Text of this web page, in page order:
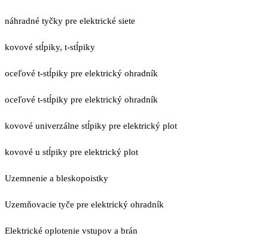
náhradné tyčky pre elektrické siete
kovové stĺpiky, t-stĺpiky
oceľové t-stĺpiky pre elektrický ohradník
oceľové t-stĺpiky pre elektrický ohradník
kovové univerzálne stĺpiky pre elektrický plot
kovové u stĺpiky pre elektrický plot
Uzemnenie a bleskopoistky
Uzemňovacie tyče pre elektrický ohradník
Elektrické oplotenie vstupov a brán